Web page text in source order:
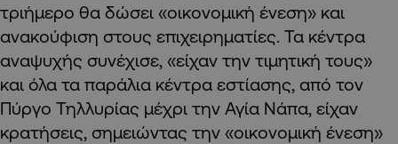
τριήμερο θα δώσει «οικονομική ένεση» και
ανακούφιση στους επιχειρηματίες. Τα κέντρα
αναψυχής συνέχισε, «είχαν την τιμητική τους»
και όλα τα παράλια κέντρα εστίασης, από τον
Πύργο Τηλλυρίας μέχρι την Αγία Νάπα, είχαν
κρατήσεις, σημειώντας την «οικονομική ένεση»